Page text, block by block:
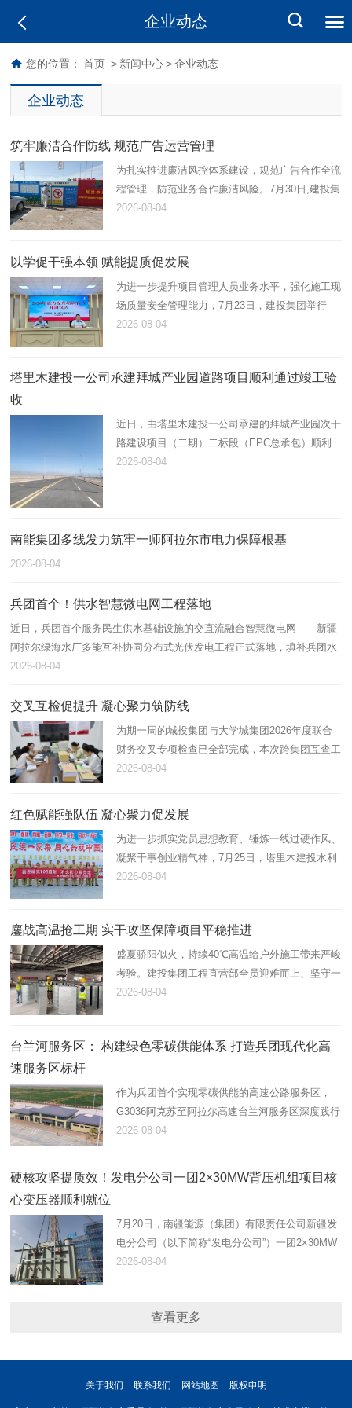
企业动态
您的位置： 首页 > 新闻中心 > 企业动态
企业动态
筑牢廉洁合作防线 规范广告运营管理
为扎实推进廉洁风控体系建设，规范广告合作全流
程管理，防范业务合作廉洁风险。7月30日,建投集
团工程服务公司广告部前往库沙新拜片区开展广告
2026-08-04
以学促干强本领 赋能提质促发展
为进一步提升项目管理人员业务水平，强化施工现
场质量安全管理能力，7月23日，建投集团举行
2026年“能力提升培训夜校”开班动员大会暨第一
2026-08-04
塔里木建投一公司承建拜城产业园道路项目顺利通过竣工验
收
近日，由塔里木建投一公司承建的拜城产业园次干
路建设项目（二期）二标段（EPC总承包）顺利
通过竣工验收，标志着该工程全部建设任务圆满完
2026-08-04
南能集团多线发力筑牢一师阿拉尔市电力保障根基
2026-08-04
兵团首个！供水智慧微电网工程落地
近日，兵团首个服务民生供水基础设施的交直流融合智慧微电网——新疆
阿拉尔绿海水厂多能互补协同分布式光伏发电工程正式落地，填补兵团水
务行业交直流混合微网落地应用空白，为兵团公共服务设施绿色低碳转型
2026-08-04
交叉互检促提升 凝心聚力筑防线
为期一周的城投集团与大学城集团2026年度联合
财务交叉专项检查已全部完成，本次跨集团互查工
作顺利落下帷幕。全程参与本次专项核查的财务人
务“体检”，更是一场干…
2026-08-04
​红色赋能强队伍 凝心聚力促发展
为进一步抓实党员思想教育、锤炼一线过硬作风、
凝聚干事创业精气神，7月25日，塔里木建投水利
水电公司党支部组织全体党员前往十六团老一营红
2026-08-04
鏖战高温抢工期 实干攻坚保障项目平稳推进
盛夏骄阳似火，持续40℃高温给户外施工带来严峻
考验。建投集团工程直营部全员迎难而上、坚守一
线，一室两站三厂（二期）、老塔水处职工文化中
2026-08-04
台兰河服务区： 构建绿色零碳供能体系 打造兵团现代化高
速服务区标杆
作为兵团首个实现零碳供能的高速公路服务区，
G3036阿克苏至阿拉尔高速台兰河服务区深度践行
绿色交通发展理念，以清洁能源赋能智慧运营，以
2026-08-04
硬核攻坚提质效！发电分公司一团2×30MW背压机组项目核
心变压器顺利就位
7月20日，南疆能源（集团）有限责任公司新疆发
电分公司（以下简称“发电分公司”）一团2×30MW
背压机组项目建设迎来重大阶段性节点，启备变、
2026-08-04
查看更多
关于我们 联系我们 网站地图 版权申明